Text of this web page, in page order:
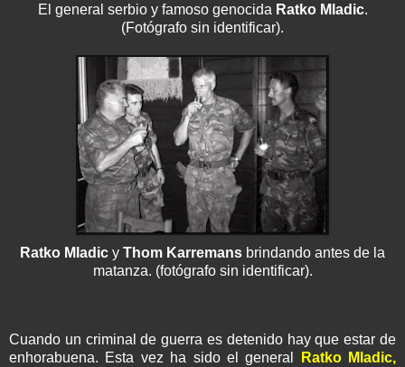
El general serbioy famoso genocida Ratko Mladic.
(Fotógrafo sin identificar).
Ratko Mladic y Thom Karremans brindando antes de la
matanza. (fotógrafo sin identificar).
Cuando un criminal de guerra es detenido hay que estar de
enhorabuena. Esta vez ha sido el general
Ratko Mladic,